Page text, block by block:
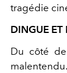
tragédie
DINGUE
Du côté de